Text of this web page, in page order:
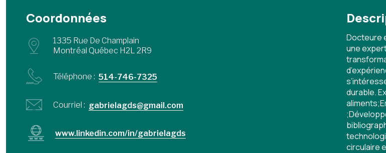
Coordonnées
1335 Rue De Champlain
Montréal Québec H2L 2R9
Téléphone : 514-746-7325
Courriel : gabrielagds@gmail.com
www.linkedin.com/in/gabrielagds
Docteure
une
durable.
circulaire